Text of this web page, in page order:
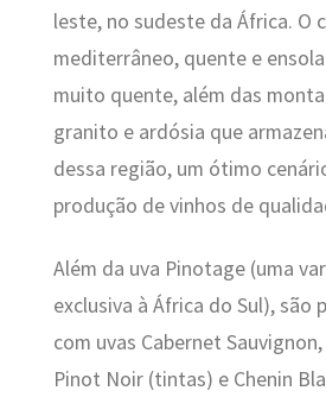
leste, no sudeste da África. O
mediterrâneo, quente e
muito quente, além das
granito e ardósia que
dessa região, um ótimo
produção de vinhos de
Além da uva Pinotage (uma
exclusiva à África do Sul), são
com uvas Cabernet
Pinot Noir (tintas) e Chenin